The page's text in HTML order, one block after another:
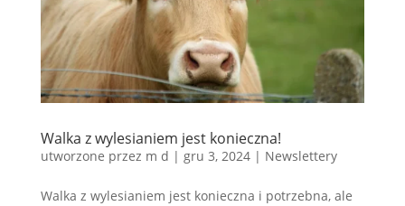
Walka z wylesianiem jest konieczna!
utworzone przez m d | gru 3, 2024| Newslettery
Walka z wylesianiem jest konieczna i potrzebna, ale